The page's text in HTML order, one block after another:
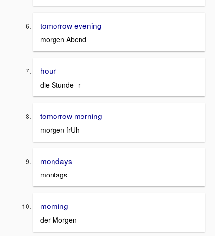
tomorrow evening
morgen Abend
hour
die Stunde -n
tomorrow morning
morgen frUh
mondays
montags
morning
der Morgen